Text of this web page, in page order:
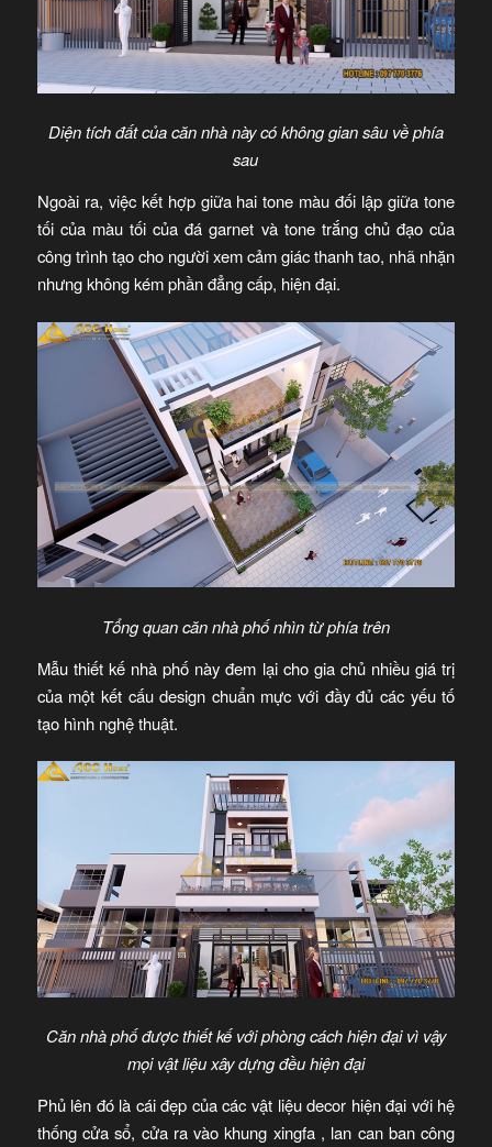
Diện tích đất của căn nhà này có không gian sâu về phía
sau
Ngoài ra, việc kết hợp giữa hai tone màu đối lập giữa tone
tối của màu tối của đá garnet và tone trắng chủ đạo của
công trình tạo cho người xem cảm giác thanh tao, nhã nhặn
nhưng không kém phần đẳng cấp, hiện đại.
Tổng quan căn nhà phố nhìn từ phía trên
Mẫu thiết kế nhà phố này đem lại cho gia chủ nhiều giá trị
của một kết cấu design chuẩn mực với đầy đủ các yếu tố
tạo hình nghệ thuật.
Căn nhà phố được thiết kế với phòng cách hiện đại vì vậy
mọi vật liệu xây dựng đều hiện đại
Phủ lên đó là cái đẹp của các vật liệu decor hiện đại với hệ
thống cửa sổ, cửa ra vào khung xingfa , lan can ban công